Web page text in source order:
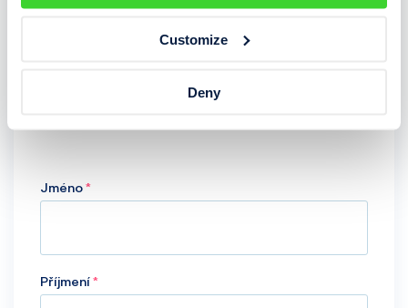
Customize
Deny
Váš životopis si přečteme v následujících
5 pracovních dnech. V případě, že Vás vybereme,
děkujeme za Váš zájem a přejeme Vám hodně štěstí
Jméno
Příjmení